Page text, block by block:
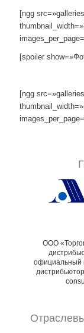
[ngg
[spoiler
[ngg
ООО
официальный